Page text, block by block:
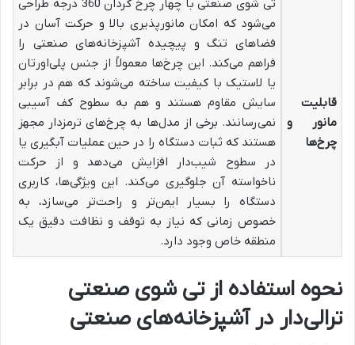
قابلیت
مانور و
چرخ‌ها
تی شوی صنعتی با چهار چرخ گردان 360 درجه طراحی
می‌شود که امکان مانورپذیری بالا و حرکت آسان در
فضاهای تنگ و پیچیده آشپزخانه‌های صنعتی را
فراهم می‌کند. این چرخ‌ها معمولاً از جنس پلی‌اورتان
یا لاستیک با کیفیت ساخته می‌شوند که هم در برابر
سایش مقاوم هستند و هم به سطوح کف آسیبی
نمی‌رسانند. برخی از مدل‌ها به چرخ‌های ترمزدار مجهز
هستند که ثبات دستگاه را در حین عملیات آبگیری یا
در سطوح شیب‌دار افزایش می‌دهد و از حرکت
ناخواسته آن جلوگیری می‌کند. این ویژگی‌ها، کاربری
دستگاه را بسیار ایمن‌تر و راحت‌تر می‌سازد، به
خصوص زمانی که نیاز به توقف و نظافت دقیق یک
منطقه خاص وجود دارد.
نحوه استفاده از تی شوی صنعتی
ترالی‌دار در آشپزخانه‌های صنعتی